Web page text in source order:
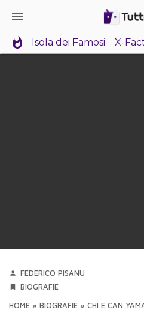
Isola dei Famosi X-
FEDERICO PISANU
BIOGRAFIE
HOME » BIOGRAFIE » CHI È CAN